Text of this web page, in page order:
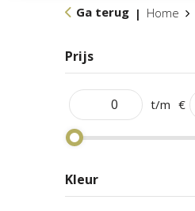
Ga terug | Home
Prijs
t/m €
Kleur